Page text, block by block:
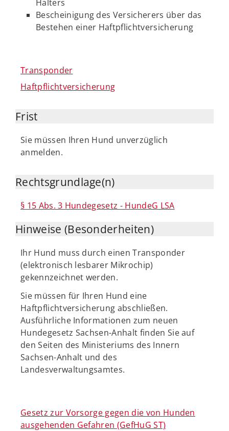
Halters
Bescheinigung des Versicherers über das
Bestehen einer Haftpflichtversicherung
Transponder
Haftpflichtversicherung
Frist
Sie müssen Ihren Hund unverzüglich
anmelden.
Rechtsgrundlage(n)
§ 15 Abs. 3 Hundegesetz - HundeG LSA
Hinweise (Besonderheiten)
Ihr Hund muss durch einen Transponder
(elektronisch lesbarer Mikrochip)
gekennzeichnet werden.
Sie müssen für Ihren Hund eine
Haftpflichtversicherung abschließen.
Ausführliche Informationen zum neuen
Hundegesetz Sachsen-Anhalt finden Sie auf
den Seiten des Ministeriums des Innern
Sachsen-Anhalt und des
Landesverwaltungsamtes.
Gesetz zur Vorsorge gegen die von Hunden
ausgehenden Gefahren (GefHuG ST)